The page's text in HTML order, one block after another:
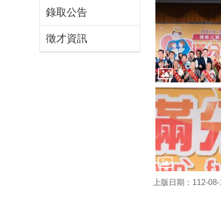
錄取公告
徵才資訊
上版日期：112-